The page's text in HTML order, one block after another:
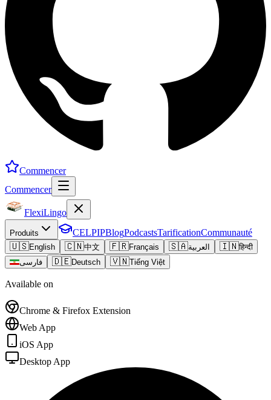
Commencer
Commencer
FlexiLingo
Produits CELPIPBlogPodcastsTarificationCommunauté
🇺🇸English 🇨🇳中文 🇫🇷Français 🇸🇦العربية 🇮🇳हिन्दी
فارسی
🇩🇪Deutsch 🇻🇳Tiếng Việt
Available on
Chrome & Firefox Extension
Web App
iOS App
Desktop App